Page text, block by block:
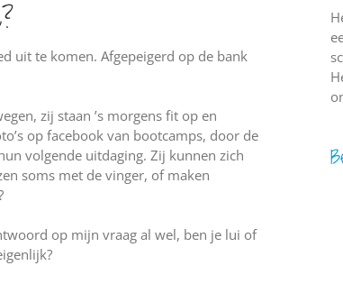
uit te komen. Afgepeigerd op de bank
zij staan ’s morgens fit op en
op facebook van bootcamps, door de
volgende uitdaging. Zij kunnen zich
soms met de vinger, of maken
op mijn vraag al wel, ben je lui of